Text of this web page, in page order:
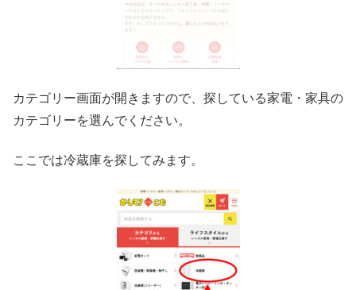
カテゴリー画面が開きますので、探している家電・家具の
カテゴリーを選んでください。
ここでは冷蔵庫を探してみます。